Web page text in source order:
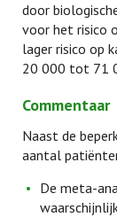
door
voor het risico
lager risico op
20 000 tot 71
Commentaar
Naast de
aantal
De meta-